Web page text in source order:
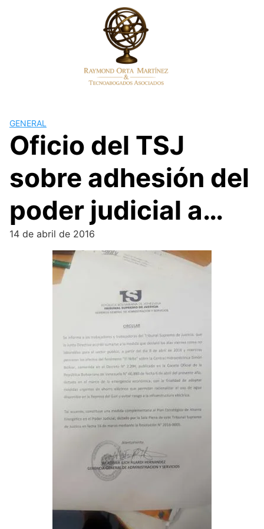
GENERAL
Oficio del TSJ
sobre adhesión del
poder judicial a…
14 de abril de 2016